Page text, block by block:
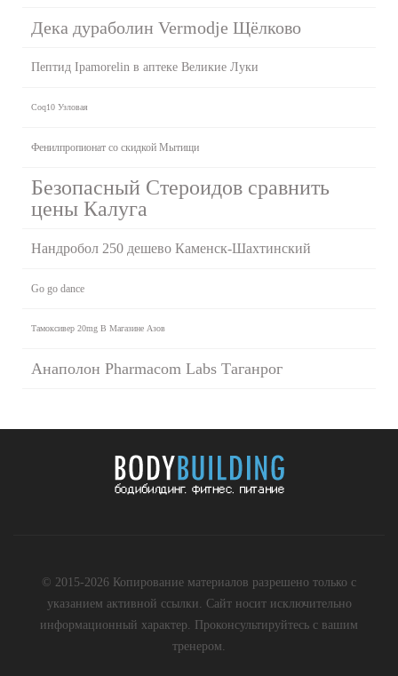
Дека дураболин Vermodje Щёлково
Пептид Ipamorelin в аптеке Великие Луки
Coq10 Узловая
Фенилпропионат со скидкой Мытищи
Безопасный Стероидов сравнить
цены Калуга
Нандробол 250 дешево Каменск-Шахтинский
Go go dance
Тамоксивер 20mg В Магазине Азов
Анаполон Pharmacom Labs Таганрог
© 2015-2026 Копирование материалов разрешено только с
указанием активной ссылки. Сайт носит исключительно
информационный характер. Проконсультируйтесь с вашим
тренером.